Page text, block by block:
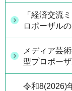
「経済交流
ロポーザル
メディア芸
型プロポー
令和8(2026)